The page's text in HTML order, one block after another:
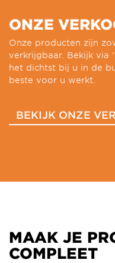
ONZE
Onze producten zijn
verkrijgbaar. Bekijk via
het dichtst bij u in de
beste voor u werkt.
BEKIJK ONZE
MAAK JE
COMPLEET